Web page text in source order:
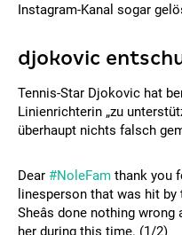
Instagram-Kanal sogar
djokovic
Tennis-Star Djokovic hat
Linienrichterin „zu
überhaupt nichts falsch
Dear #NoleFam thank you
linesperson that was hit by
Sheâs done nothing
her during this time. (1/2)